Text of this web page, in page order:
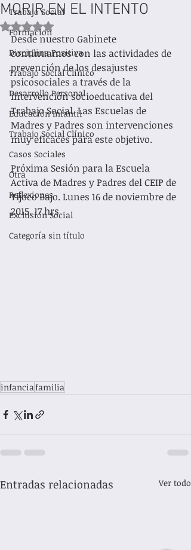
Trabajo Social
Formacion
Disciplina Positiva
Trabajo Social Clínico
Desarrollo Personal
Educación Infantil
Trabajo Social Clínico
Casos Sociales
Otra
Reflexiones
Exclusión Social
Categoría sin título
MORIR EN EL INTENTO
Obtuvo NaN de 5 estrellas.
Desde nuestro Gabinete
continuamos con las actividades de
prevención de los desajustes
psicosociales a través de la
intervención socioeducativa del
Trabajo Social. Las Escuelas de
Madres y Padres son intervenciones
muy eficaces para este objetivo.
Próxima Sesión para la Escuela
Activa de Madres y Padres del CEIP de
Tijoco Bajo. Lunes 16 de noviembre de
2015. 17 hrs
infancia familia
Entradas relacionadas Ver todo